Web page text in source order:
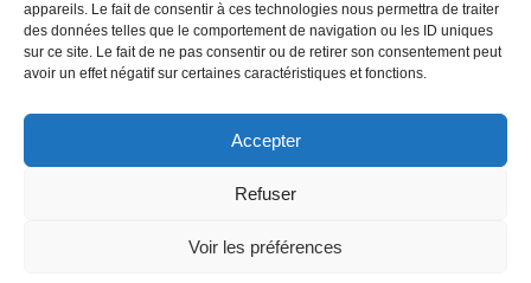
appareils. Le fait de consentir à ces technologies nous permettra de traiter
des données telles que le comportement de navigation ou les ID uniques
sur ce site. Le fait de ne pas consentir ou de retirer son consentement peut
avoir un effet négatif sur certaines caractéristiques et fonctions.
Accepter
Refuser
Voir les préférences
© Centre de ressources INTIMAGIR Grand Est – 124 rue de
Newcastle 54000 NANCY
Mentions légales
Politique de confidentialité